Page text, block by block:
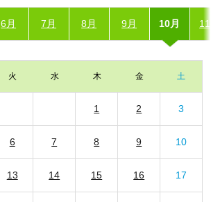
6月 7月 8月 9月 10月
火 水 木 金 土
1 2 3
6 7 8 9 10
13 14 15 16 17